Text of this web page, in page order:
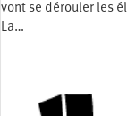
vont se dérouler les
La…